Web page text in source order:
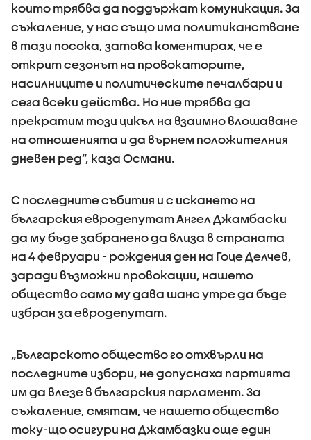
които трябва да поддържат комуникация. За
съжаление, у нас също има политиканстване
в тази посока, затова коментирах, че е
открит сезонът на провокаторите,
насилниците и политическите печалбари и
сега всеки действа. Но ние трябва да
прекратим този цикъл на взаимно влошаване
на отношенията и да върнем положителния
дневен ред”, каза Османи.
С последните събития и с искането на
българския евродепутат Ангел Джамбаски
да му бъде забранено да влиза в страната
на 4 февруари - рождения ден на Гоце Делчев,
заради възможни провокации, нашето
общество само му дава шанс утре да бъде
избран за евродепутат.
„Българското общество го отхвърли на
последните избори, не допуснаха партията
им да влезе в българския парламент. За
съжаление, смятам, че нашето общество
току-що осигури на Джамбазки още един